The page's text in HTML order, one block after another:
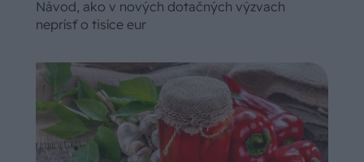
Návod, ako v nových dotačných výzvach
neprísť o tisíce eur